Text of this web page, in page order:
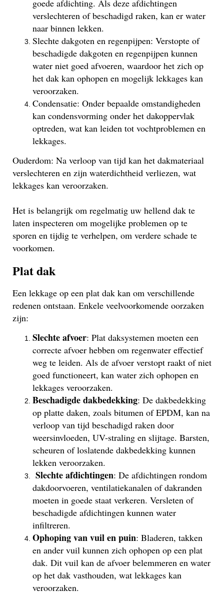
goede afdichting. Als deze afdichtingen
verslechteren of beschadigd raken, kan er water
naar binnen lekken.
Slechte dakgoten en regenpijpen: Verstopte of
beschadigde dakgoten en regenpijpen kunnen
water niet goed afvoeren, waardoor het zich op
het dak kan ophopen en mogelijk lekkages kan
veroorzaken.
Condensatie: Onder bepaalde omstandigheden
kan condensvorming onder het dakoppervlak
optreden, wat kan leiden tot vochtproblemen en
lekkages.
Ouderdom: Na verloop van tijd kan het dakmateriaal
verslechteren en zijn waterdichtheid verliezen, wat
lekkages kan veroorzaken.
Het is belangrijk om regelmatig uw hellend dak te
laten inspecteren om mogelijke problemen op te
sporen en tijdig te verhelpen, om verdere schade te
voorkomen.
Plat dak
Een lekkage op een plat dak kan om verschillende
redenen ontstaan. Enkele veelvoorkomende oorzaken
zijn:
Slechte afvoer: Plat daksystemen moeten een
correcte afvoer hebben om regenwater effectief
weg te leiden. Als de afvoer verstopt raakt of niet
goed functioneert, kan water zich ophopen en
lekkages veroorzaken.
Beschadigde dakbedekking: De dakbedekking
op platte daken, zoals bitumen of EPDM, kan na
verloop van tijd beschadigd raken door
weersinvloeden, UV-straling en slijtage. Barsten,
scheuren of loslatende dakbedekking kunnen
lekken veroorzaken.
Slechte afdichtingen: De afdichtingen rondom
dakdoorvoeren, ventilatiekanalen of dakranden
moeten in goede staat verkeren. Versleten of
beschadigde afdichtingen kunnen water
infiltreren.
Ophoping van vuil en puin: Bladeren, takken
en ander vuil kunnen zich ophopen op een plat
dak. Dit vuil kan de afvoer belemmeren en water
op het dak vasthouden, wat lekkages kan
veroorzaken.